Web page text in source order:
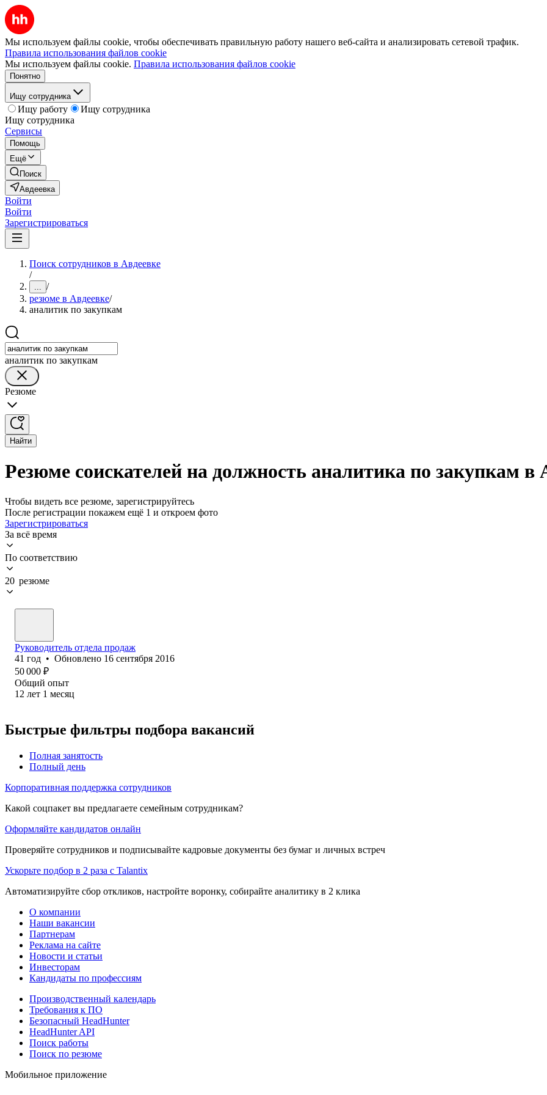
Мы используем файлы cookie, чтобы обеспечивать правильную работу нашего веб-сайта и анализировать сетевой трафик.
Правила использования файлов cookie
Мы используем файлы cookie. Правила использования файлов cookie
Понятно
Ищу сотрудника
Ищу работу
Ищу сотрудника
Ищу сотрудника
Сервисы
Помощь
Ещё
Поиск
Авдеевка
Войти
Войти
Зарегистрироваться
Поиск сотрудников в Авдеевке
/
... /
резюме в Авдеевке/
аналитик по закупкам
аналитик по закупкам
Резюме
Найти
Резюме соискателей на должность аналитика по закупкам в
Чтобы видеть все резюме, зарегистрируйтесь
После регистрации покажем ещё 1 и откроем фото
Зарегистрироваться
За всё время
По соответствию
20 резюме
Руководитель отдела продаж
41 год • Обновлено 16 сентября 2016
50 000 ₽
Общий опыт
12 лет 1 месяц
Быстрые фильтры подбора вакансий
Полная занятость
Полный день
Корпоративная поддержка сотрудников
Какой соцпакет вы предлагаете семейным сотрудникам?
Оформляйте кандидатов онлайн
Проверяйте сотрудников и подписывайте кадровые документы без бумаг и личных встреч
Ускорьте подбор в 2 раза с Talantix
Автоматизируйте сбор откликов, настройте воронку, собирайте аналитику в 2 клика
О компании
Наши вакансии
Партнерам
Реклама на сайте
Новости и статьи
Инвесторам
Кандидаты по профессиям
Производственный календарь
Требования к ПО
Безопасный HeadHunter
HeadHunter API
Поиск работы
Поиск по резюме
Мобильное приложение